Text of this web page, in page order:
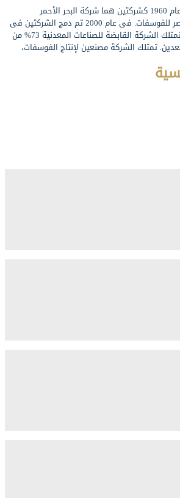
تأسست الشركة فى عام 1960 كشركتين هما شركة البحر الأحمر
للفوسفات وشركة النصر للفوسفات. فى عام 2000 تم دمج الشركتين فى
شركة النصر للتعدين. تمتلك الشركة القابضة للصناعات المعدنية 73% من
تمتلك الشركة مصنعين لإنتاج الفوسفات،